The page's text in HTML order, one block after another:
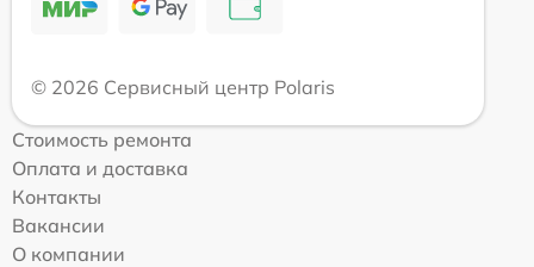
© 2026 Сервисный центр Polaris
Стоимость ремонта
Оплата и доставка
Контакты
Вакансии
О компании